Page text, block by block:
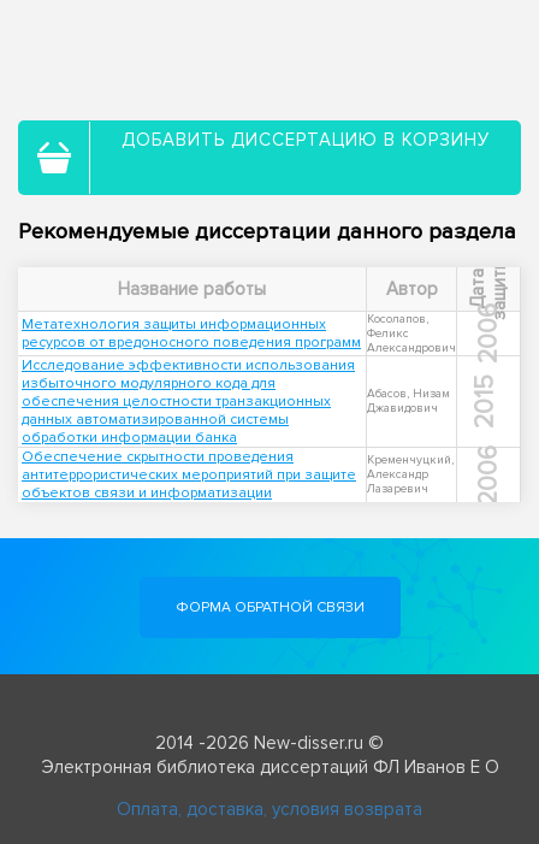
ДОБАВИТЬ ДИССЕРТАЦИЮ В КОРЗИНУ
Рекомендуемые диссертации данного раздела
Название работы Автор Д
а
т
а
з
а
щ
и
ты
Метатехнология защиты информационных
ресурсов от вредоносного поведения программ
Косолапов,
Феликс
Александрович
2006
Исследование эффективности использования
избыточного модулярного кода для
обеспечения целостности транзакционных
данных автоматизированной системы
обработки информации банка
Абасов, Низам
Джавидович
2015
Обеспечение скрытности проведения
антитеррористических мероприятий при защите
объектов связи и информатизации
Кременчуцкий,
Александр
Лазаревич
2006
ФОРМА ОБРАТНОЙ СВЯЗИ
2014 -2026 New-disser.ru ©
Электронная библиотека диссертаций ФЛ Иванов Е О
Оплата, доставка, условия возврата